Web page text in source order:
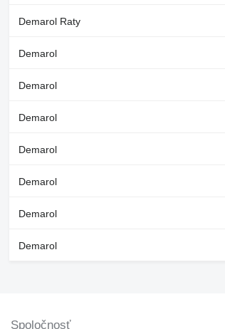
Demarol Raty
Demarol
Demarol
Demarol
Demarol
Demarol
Demarol
Demarol
Spoločnosť